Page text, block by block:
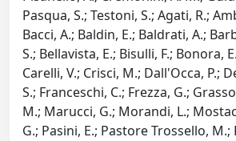
Pasqua, S.; Testoni, S.; Agati, R.;
Bacci, A.; Baldin, E.; Baldrati, A.;
S.; Bellavista, E.; Bisulli, F.; Bonora,
Carelli, V.; Crisci, M.; Dall'Occa, P.;
S.; Franceschi, C.; Frezza, G.;
M.; Marucci, G.; Morandi, L.;
G.; Pasini, E.; Pastore Trossello, M.;